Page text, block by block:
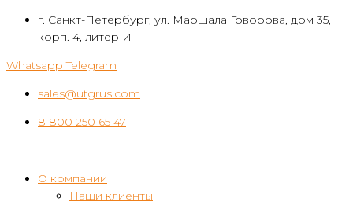
Перейтиг. Санкт-Петербург, ул. Маршала Говорова, дом 35,
корп. 4, литер И
Whatsapp Telegram
sales@utgrus.com
8 800 250 65 47
О компании
Наши клиенты